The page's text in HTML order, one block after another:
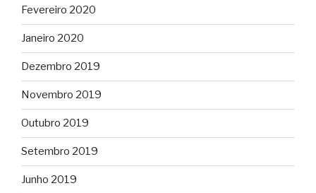
Fevereiro 2020
Janeiro 2020
Dezembro 2019
Novembro 2019
Outubro 2019
Setembro 2019
Junho 2019